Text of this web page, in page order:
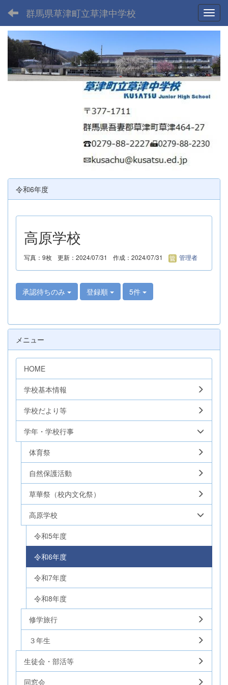
群馬県草津町立草津中学校
令和6年度
高原学校
写真：9枚 更新：2024/07/31 作成：2024/07/31 管理者
承認待ちのみ 登録順 5件
メニュー
HOME
学校基本情報
学校だより等
学年・学校行事
体育祭
自然保護活動
草華祭（校内文化祭）
高原学校
令和5年度
令和6年度
令和7年度
令和8年度
修学旅行
３年生
生徒会・部活等
同窓会